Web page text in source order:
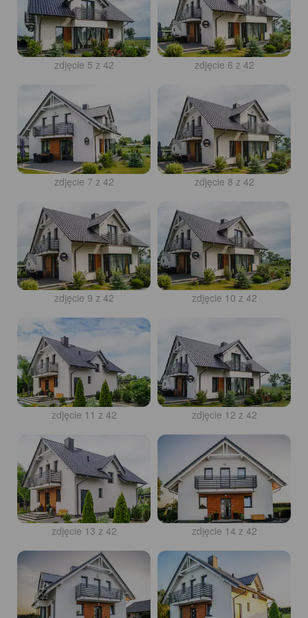
zdjęcie 5 z 42 zdjęcie 6 z 42
zdjęcie 7 z 42 zdjęcie 8 z 42
zdjęcie 9 z 42 zdjęcie 10 z 42
zdjęcie 11 z 42 zdjęcie 12 z 42
zdjęcie 13 z 42 zdjęcie 14 z 42